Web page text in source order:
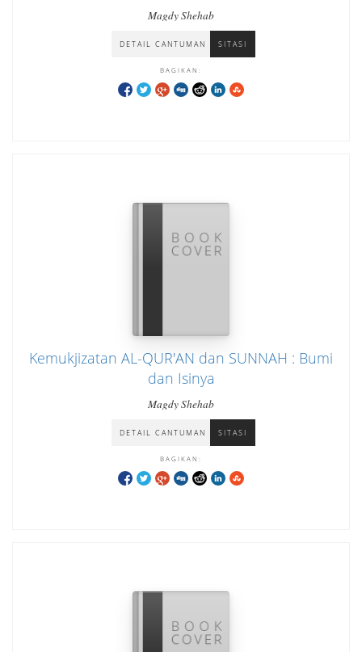
Magdy Shehab
DETAIL CANTUMAN SITASI
BAGIKAN:
Kemukjizatan AL-QUR'AN dan SUNNAH : Bumi
dan Isinya
Magdy Shehab
DETAIL CANTUMAN SITASI
BAGIKAN: